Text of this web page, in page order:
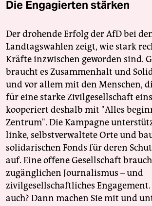
Die Engagierten stärken
Der drohende Erfolg der AfD bei
Landtagswahlen zeigt, wie stark
Kräfte inzwischen geworden sind.
braucht es Zusammenhalt und
und vor allem mit den Menschen,
für eine starke Zivilgesellschaft
kooperiert deshalb mit "Alles
Zentrum". Die Kampagne
linke, selbstverwaltete Orte und
solidarischen Fonds für deren
auf. Eine offene Gesellschaft
zugänglichen Journalismus – und
zivilgesellschaftliches Engagement.
auch? Dann machen Sie mit und